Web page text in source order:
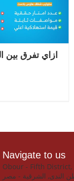
ازاي تفرق بين
Navigate to us
Obour - Fifth District, المصنع : طريق منطقة
الندى, الشرقية - مصر